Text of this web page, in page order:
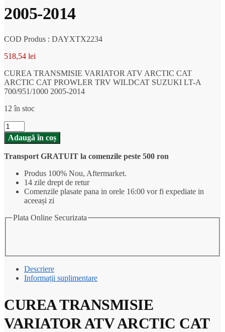
2005-2014
COD Produs : DAYXTX2234
518,54 lei
CUREA TRANSMISIE VARIATOR ATV ARCTIC CAT
ARCTIC CAT PROWLER TRV WILDCAT SUZUKI LT-A
700/951/1000 2005-2014
12 în stoc
Cantitate
CUREA
TRANSMISIE
VARIATOR
ATV
ARCTIC
ARCTIC
TRV
2005-
2014
Adaugă în coș
Transport GRATUIT la comenzile peste 500 ron
Produs 100% Nou, Aftermarket.
14 zile drept de retur
Comenzile plasate pana in orele 16:00 vor fi expediate in
aceeași zi
Plata Online Securizata
Descriere
Informații suplimentare
CUREA TRANSMISIE
VARIATOR ATV ARCTIC CAT